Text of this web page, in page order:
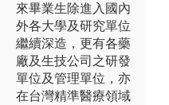
來畢業生除進入國內
外各大學及研究單位
繼續深造，更有各藥
廠及生技公司之研發
單位及管理單位，亦
在台灣精準醫療領域